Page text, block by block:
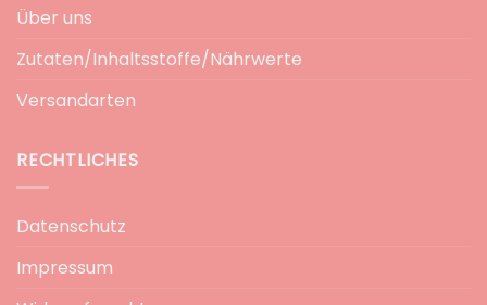
Über uns
Zutaten/Inhaltsstoffe/Nährwerte
Versandarten
RECHTLICHES
Datenschutz
Impressum